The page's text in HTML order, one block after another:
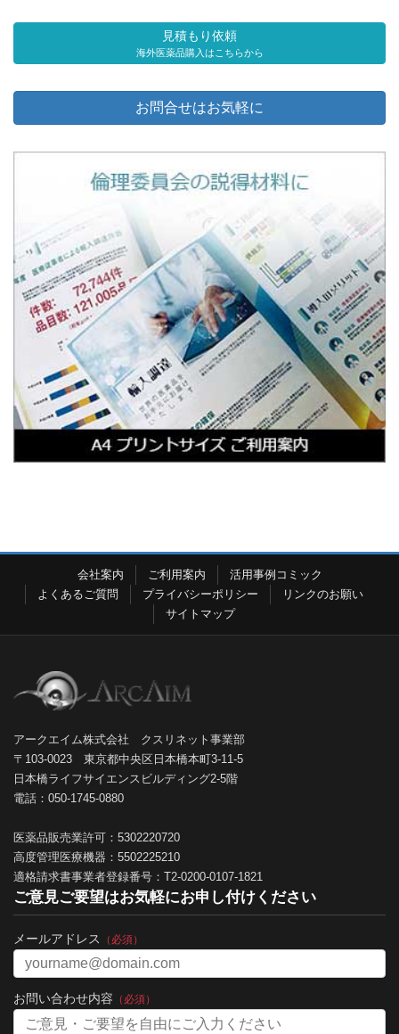
見積もり依頼
海外医薬品購入はこちらから
お問合せはお気軽に
会社案内 ご利用案内
活用事例コミック
よくあるご質問
プライバシーポリシー
リンクのお願い
サイトマップ
アークエイム株式会社 クスリネット事業部
〒103-0023 東京都中央区日本橋本町3-11-5
日本橋ライフサイエンスビルディング2-5階
電話：050-1745-0880
医薬品販売業許可：5302220720
高度管理医療機器：5502225210
適格請求書事業者登録番号：T2-0200-0107-1821
ご意見ご要望はお気軽にお申し付けください
メールアドレス （必須）
お問い合わせ内容 （必須）